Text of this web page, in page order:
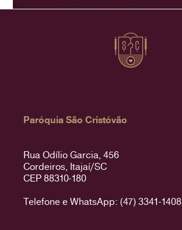
Paróquia São Cristóvão
Rua Odílio Garcia, 456
Cordeiros, Itajaí/SC
CEP 88310-180
Telefone e WhatsApp: (47) 3341-1408